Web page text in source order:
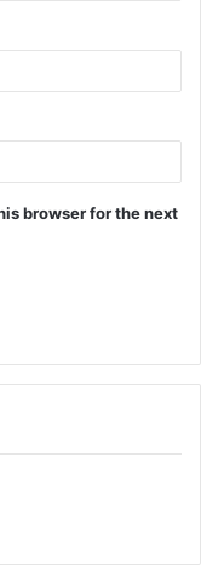
browser for the next